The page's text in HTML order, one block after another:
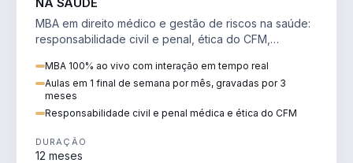
MBA em direito médico e gestão de riscos na saúde:
responsabilidade civil e penal, ética do CFM,
MBA 100% ao vivo com interação em tempo real
Aulas em 1 final de semana por mês, gravadas por 3
meses
Responsabilidade civil e penal médica e ética do CFM
DURAÇÃO
12 meses